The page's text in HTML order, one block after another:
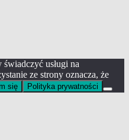
świadczyć usługi na
ze strony oznacza, że
się Polityka prywatności